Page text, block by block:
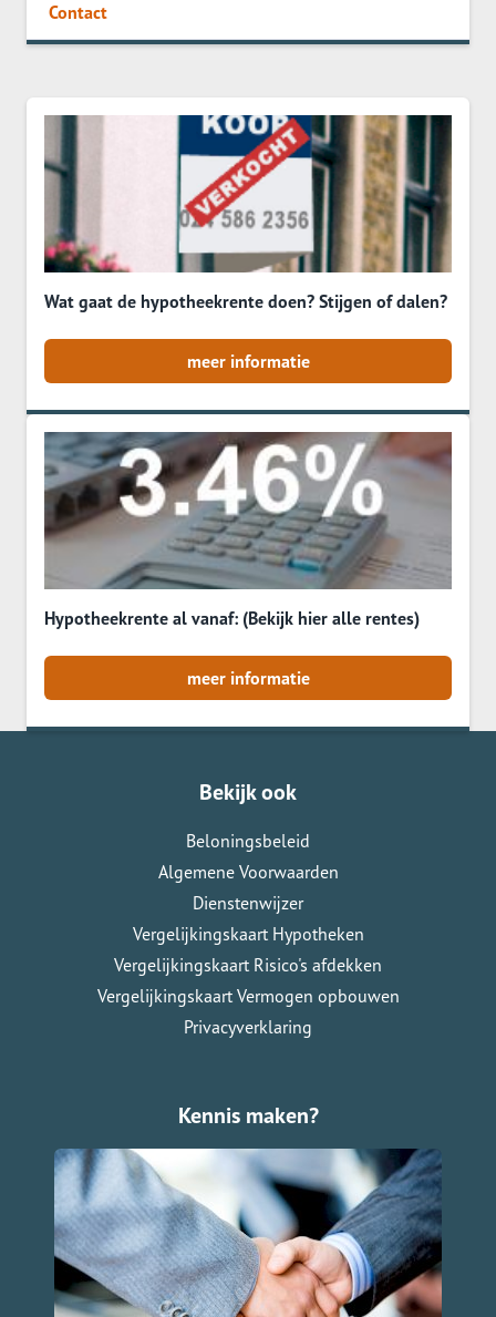
Contact
Wat gaat de hypotheekrente doen? Stijgen of dalen?
meer informatie
Hypotheekrente al vanaf: (Bekijk hier alle rentes)
meer informatie
Bekijk ook
Beloningsbeleid
Algemene Voorwaarden
Dienstenwijzer
Vergelijkingskaart Hypotheken
Vergelijkingskaart Risico's afdekken
Vergelijkingskaart Vermogen opbouwen
Privacyverklaring
Kennis maken?